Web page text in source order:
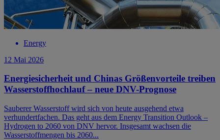
Energy
12 Mai 2026
Energiesicherheit und Chinas Größenvorteile treiben
Wasserstoffhochlauf – neue DNV-Prognose
Sauberer Wasserstoff wird sich von heute ausgehend etwa
verhundertfachen. Das geht aus dem Energy Transition Outlook –
Hydrogen to 2060 von DNV hervor. Insgesamt wachsen die
Wasserstoffmengen bis 2060...